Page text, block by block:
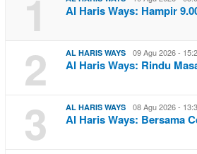
1 Al Haris Ways: Hampir
2 AL HARIS WAYS 09 Agu 2026 -
Al Haris Ways: Rindu
3 AL HARIS WAYS 08 Agu 2026 -
Al Haris Ways: Bersama